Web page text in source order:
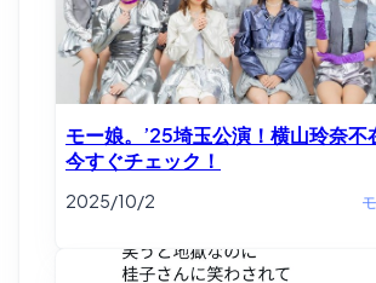
モー娘。’25埼玉公演！横山玲奈不
今すぐチェック！
2025/10/2